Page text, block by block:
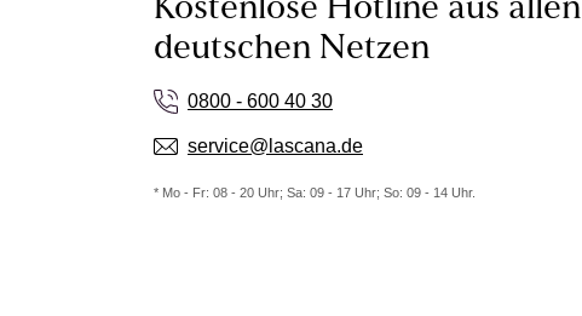
Kostenlose Hotline aus allen
deutschen Netzen
0800 - 600 40 30
service@lascana.de
* Mo - Fr: 08 - 20 Uhr; Sa: 09 - 17 Uhr; So: 09 - 14 Uhr.